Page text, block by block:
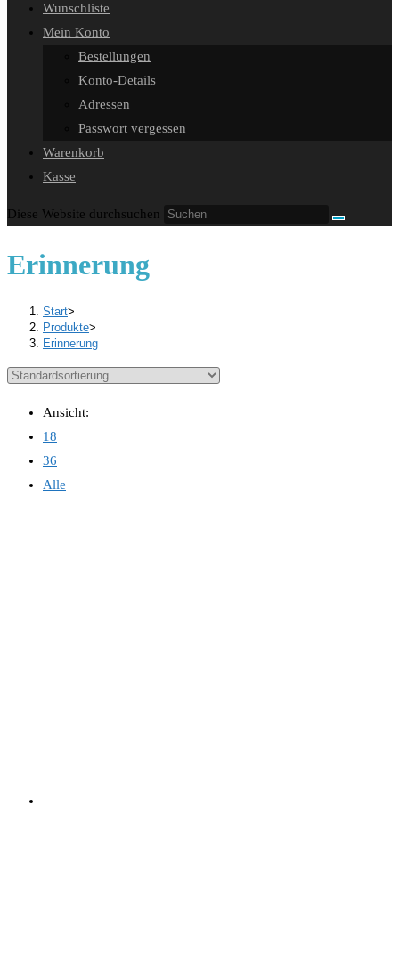
Wunschliste
Mein Konto
Bestellungen
Konto-Details
Adressen
Passwort vergessen
Warenkorb
Kasse
Diese Website durchsuchen
Erinnerung
Start>
Produkte>
Erinnerung
Ansicht:
18
36
Alle